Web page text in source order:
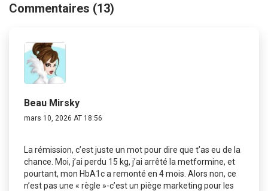
Commentaires (13)
Beau Mirsky
mars 10, 2026 AT 18:56
La rémission, c’est juste un mot pour dire que t’as eu de la
chance. Moi, j’ai perdu 15 kg, j’ai arrêté la metformine, et
pourtant, mon HbA1c a remonté en 4 mois. Alors non, ce
n’est pas une « règle »-c’est un piège marketing pour les